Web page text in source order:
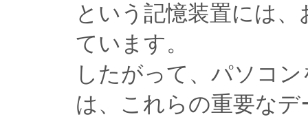
という記憶装置には
ています。
したがって、パソコ
は、これらの重要な